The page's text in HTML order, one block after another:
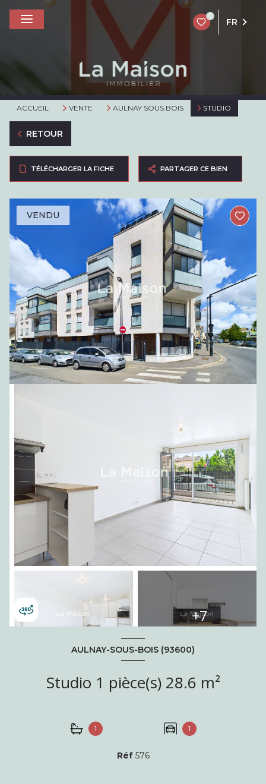
0
FR
ACCUEIL VENTE AULNAY SOUS BOIS STUDIO
RETOUR
TÉLÉCHARGER LA FICHE PARTAGER CE BIEN
VENDU
+7
AULNAY-SOUS-BOIS (93600)
Studio 1 pièce(s) 28.6 m²
1 1
Réf 576